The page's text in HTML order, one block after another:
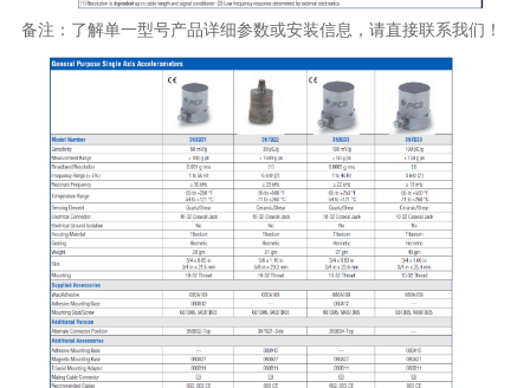
备注：了解单一型号产品详细参数或安装信息，请直接联系我们！